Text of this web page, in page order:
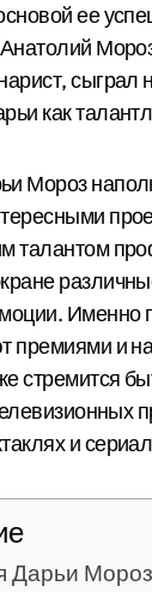
ее
сыграл
как
Мороз
талантом
Именно
премиями и
стремится
и
Дарьи Мороз